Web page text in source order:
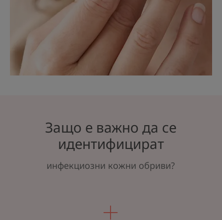
Защо е важно да се
идентифицират
инфекциозни кожни обриви?